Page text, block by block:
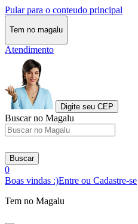
Pular para o conteudo principal
Tem no magalu
Atendimento
Digite seu CEP
Buscar no Magalu
Buscar
0
Boas vindas :)Entre ou Cadastre-se
Tem no Magalu